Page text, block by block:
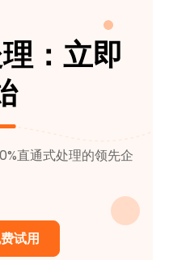
：立即
直通式处理的领先企
试用